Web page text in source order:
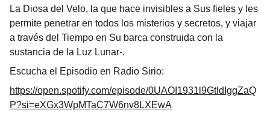
La Diosa del Velo, la que hace invisibles a Sus fieles y les
permite penetrar en todos los misterios y secretos, y viajar
a través del Tiempo en Su barca construida con la
sustancia de la Luz Lunar-.
Escucha el Episodio en Radio Sirio:
https://open.spotify.com/episode/0UAOI1931l9GtldIggZaQ
P?si=eXGx3WpMTaC7W6nv8LXEwA